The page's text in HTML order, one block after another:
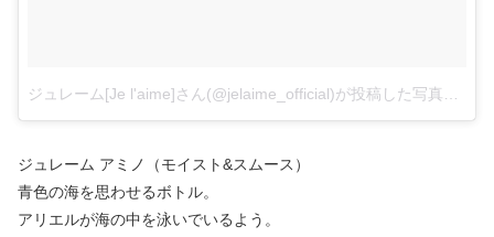
ジュレーム[Je l'aime]さん(@jelaime_official)が投稿した写真
ジュレーム アミノ（モイスト&スムース）
青色の海を思わせるボトル。
アリエルが海の中を泳いでいるよう。